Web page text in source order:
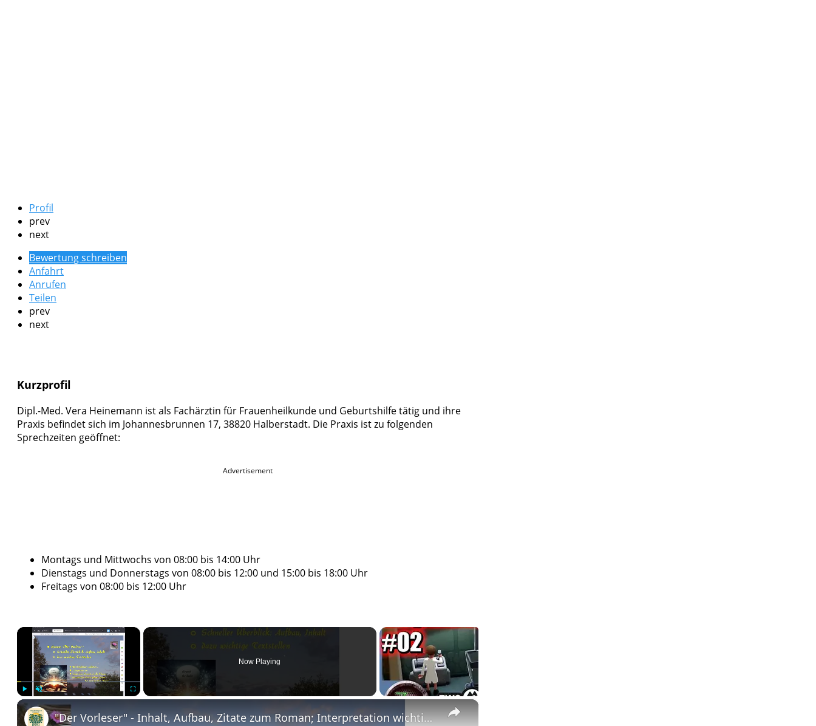
Profil
prev
next
Bewertung schreiben
Anfahrt
Anrufen
Teilen
prev
next
Kurzprofil
Dipl.-Med. Vera Heinemann ist als Fachärztin für Frauenheilkunde und Geburtshilfe tätig und ihre
Praxis befindet sich im Johannesbrunnen 17, 38820 Halberstadt. Die Praxis ist zu folgenden
Sprechzeiten geöffnet:
Advertisement
Montags und Mittwochs von 08:00 bis 14:00 Uhr
Dienstags und Donnerstags von 08:00 bis 12:00 und 15:00 bis 18:00 Uhr
Freitags von 08:00 bis 12:00 Uhr
×
Now Playing
×
"Der Vorleser" - Inhalt, Aufbau, Zitate zum Roman; Interpretation wichtiger Stellen, z.B. "Liebe"